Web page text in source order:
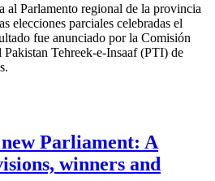
al Parlamento regional de la provincia
elecciones parciales celebradas el
fue anunciado por la Comisión
Pakistan Tehreek-e-Insaaf (PTI) de
Parliament: A
winners and